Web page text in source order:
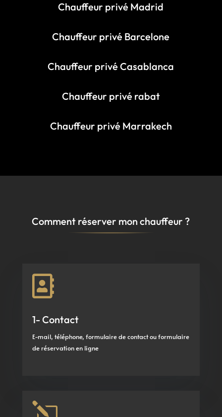
Chauffeur privé Madrid
Chauffeur privé Barcelone
Chauffeur privé Casablanca
Chauffeur privé rabat
Chauffeur privé Marrakech
Comment réserver mon chauffeur ?

1- Contact
E-mail, téléphone, formulaire de contact ou formulaire
de réservation en ligne